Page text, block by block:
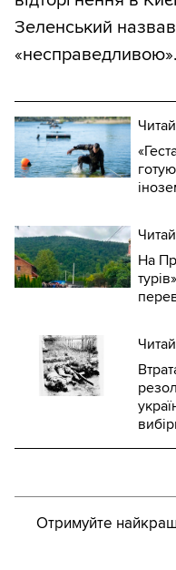
Зеленський назвав
«несправедливою».
На
Отримуйте